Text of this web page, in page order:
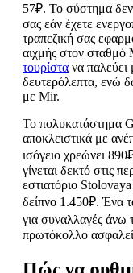
57₽. Το σύστημα δεν
σας εάν έχετε
τραπεζική σας
αιχμής στον
τουρίστα να παλεύει
δευτερόλεπτα, ενώ
με Mir.
Το πολυκατάστημα
αποκλειστικά με
ισόγειο χρεώνει
γίνεται δεκτό στις
εστιατόριο
δείπνο 1.450₽. Ένα
για συναλλαγές άνω
πρωτόκολλο